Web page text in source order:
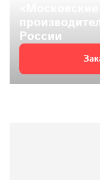
России